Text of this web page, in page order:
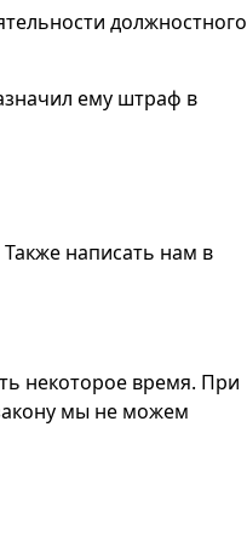
должностного
ему штраф в
написать нам в
некоторое время. При
мы не можем